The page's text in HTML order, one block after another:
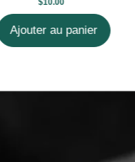
$10.00
Ajouter au panier